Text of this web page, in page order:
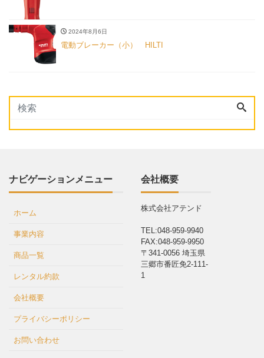
2024年8月6日
電動ブレーカー（小） HILTI
ナビゲーションメニュー
ホーム
事業内容
商品一覧
レンタル約款
会社概要
プライバシーポリシー
お問い合わせ
会社概要
株式会社アテンド
TEL:048-959-9940
FAX:048-959-9950
〒341-0056 埼玉県
三郷市番匠免2-111-
1